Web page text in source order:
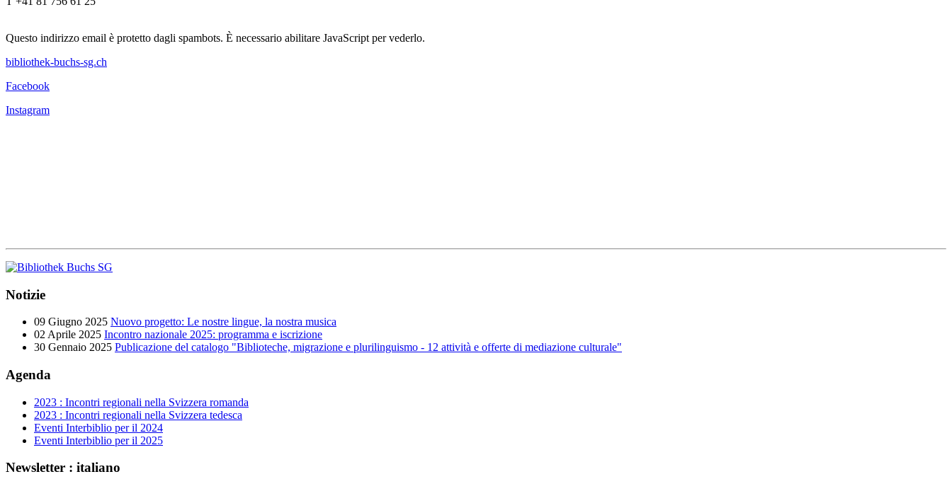
Questo indirizzo email è protetto dagli spambots. È necessario abilitare JavaScript per vederlo.
bibliothek-buchs-sg.ch
Facebook
Instagram
Notizie
09 Giugno 2025 Nuovo progetto: Le nostre lingue, la nostra musica
02 Aprile 2025 Incontro nazionale 2025: programma e iscrizione
30 Gennaio 2025 Publicazione del catalogo "Biblioteche, migrazione e plurilinguismo - 12 attività e offerte di mediazione culturale"
Agenda
2023 : Incontri regionali nella Svizzera romanda
2023 : Incontri regionali nella Svizzera tedesca
Eventi Interbiblio per il 2024
Eventi Interbiblio per il 2025
Newsletter : italiano